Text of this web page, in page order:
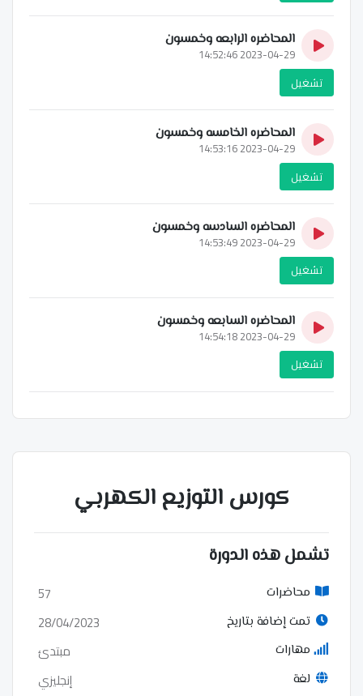
المحاضره الرابعه وخمسون
2023-04-29 14:52:46
تشغيل
المحاضره الخامسه وخمسون
2023-04-29 14:53:16
تشغيل
المحاضره السادسه وخمسون
2023-04-29 14:53:49
تشغيل
المحاضره السابعه وخمسون
2023-04-29 14:54:18
تشغيل
كورس التوزيع الكهربي
تشمل هذه الدورة
محاضرات 57
تمت إضافة بتاريخ 28/04/2023
مهارات مبتدئ
لغة إنجليزي